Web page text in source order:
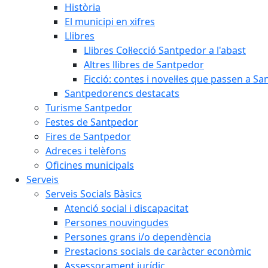
Història
El municipi en xifres
Llibres
Llibres Col·lecció Santpedor a l'abast
Altres llibres de Santpedor
Ficció: contes i novel·les que passen a
Santpedorencs destacats
Turisme Santpedor
Festes de Santpedor
Fires de Santpedor
Adreces i telèfons
Oficines municipals
Serveis
Serveis Socials Bàsics
Atenció social i discapacitat
Persones nouvingudes
Persones grans i/o dependència
Prestacions socials de caràcter econòmic